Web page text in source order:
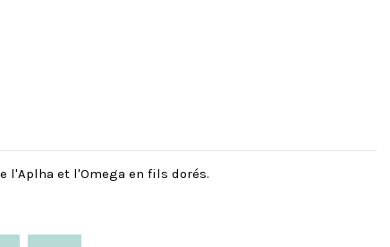
l'Aplha et l'Omega en fils dorés.